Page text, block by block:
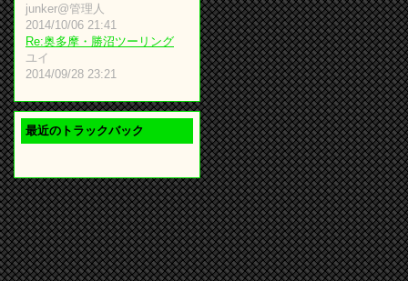
junker@管理人
2014/10/06 21:41
Re:奥多摩・勝沼ツーリング
ユイ
2014/09/28 23:21
最近のトラックバック